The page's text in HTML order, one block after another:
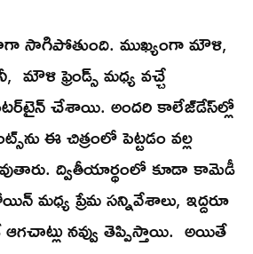
సాగిపోతుంది. ముఖ్యంగా మౌళి,
ఫ్రెండ్స్‌ మధ్య వచ్చే
చేశాయి. అందరి కాలేజ్‌డేస్‌ల్లో
ఈ చిత్రంలో పెట్టడం వల్ల
ద్వితీయార్థంలో కూడా కామెడీ
మధ్య ప్రేమ సన్నివేశాలు, ఇద్దరూ
ఆగచాట్లు నవ్వు తెప్పిస్తాయి. అయితే